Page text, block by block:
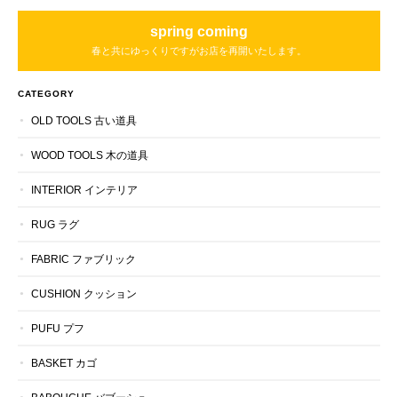
spring coming
春と共にゆっくりですがお店を再開いたします。
CATEGORY
OLD TOOLS 古い道具
WOOD TOOLS 木の道具
INTERIOR インテリア
RUG ラグ
FABRIC ファブリック
CUSHION クッション
PUFU プフ
BASKET カゴ